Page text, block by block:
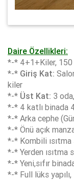
Daire Özellikleri:
*-* 4+1+Kiler, 150
*-* Giriş Kat:
kiler
*-* Üst Kat: 3
*-* 4 katlı binada
*-* Arka cephe
*-* Önü açık
*-* Kombili
*-* Yerden ısıtma
*-* Yeni,sıfır
*-* Full lüks